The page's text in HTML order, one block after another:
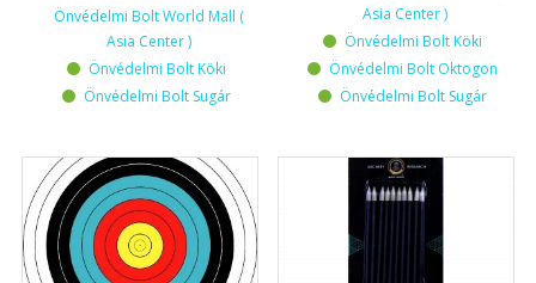
Önvédelmi Bolt World Mall (
Asia Center )
Önvédelmi Bolt Köki
Önvédelmi Bolt Sugár
Asia Center )
Önvédelmi Bolt Köki
Önvédelmi Bolt Oktogon
Önvédelmi Bolt Sugár